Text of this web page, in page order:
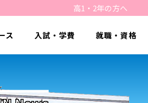
高1・2年の方へ
ス 入試・学費 就職・資格